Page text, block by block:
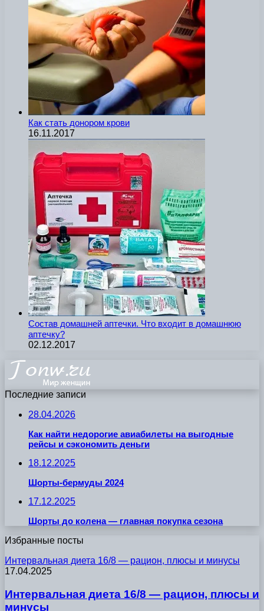
Как стать донором крови
16.11.2017
Состав домашней аптечки. Что входит в домашнюю
аптечку?
02.12.2017
Последние записи
28.04.2026
Как найти недорогие авиабилеты на выгодные
рейсы и сэкономить деньги
18.12.2025
Шорты-бермуды 2024
17.12.2025
Шорты до колена — главная покупка сезона
Избранные посты
Интервальная диета 16/8 — рацион, плюсы и минусы
17.04.2025
Интервальная диета 16/8 — рацион, плюсы и
минусы